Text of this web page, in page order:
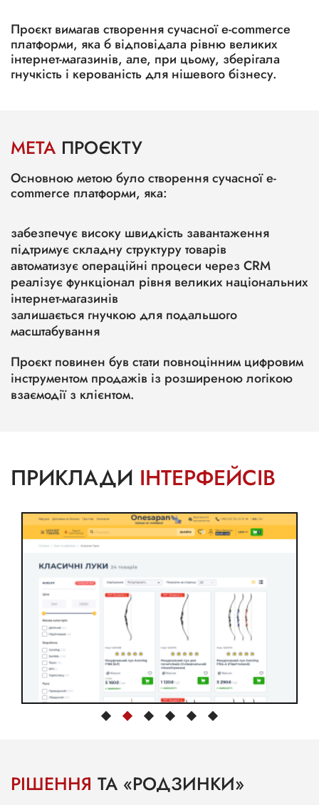
Проєкт вимагав створення сучасної e-commerce
платформи, яка б відповідала рівню великих
інтернет-магазинів, але, при цьому, зберігала
гнучкість і керованість для нішевого бізнесу.
МЕТА ПРОЄКТУ
Основною метою було створення сучасної e-
commerce платформи, яка:
забезпечує високу швидкість завантаження
підтримує складну структуру товарів
автоматизує операційні процеси через CRM
реалізує функціонал рівня великих національних
інтернет-магазинів
залишається гнучкою для подальшого
масштабування
Проєкт повинен був стати повноцінним цифровим
інструментом продажів із розширеною логікою
взаємодії з клієнтом.
ПРИКЛАДИ ІНТЕРФЕЙСІВ
РІШЕННЯ ТА «РОДЗИНКИ»